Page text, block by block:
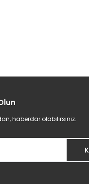
haberdar olabilirsiniz.